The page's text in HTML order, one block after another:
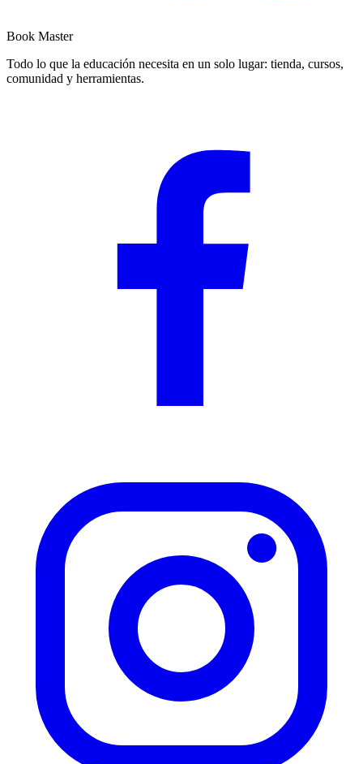
Book Master
Todo lo que la educación necesita en un solo lugar: tienda, cursos,
comunidad y herramientas.